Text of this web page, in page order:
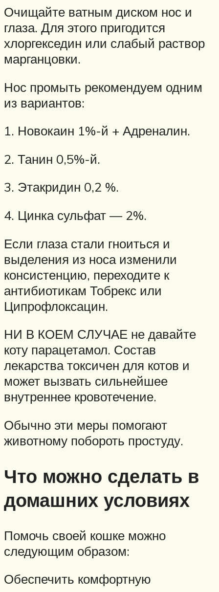
Очищайте ватным диском нос и
глаза. Для этого пригодится
хлоргекседин или слабый раствор
марганцовки.
Нос промыть рекомендуем одним
из вариантов:
1. Новокаин 1%-й + Адреналин.
2. Танин 0,5%-й.
3. Этакридин 0,2 %.
4. Цинка сульфат — 2%.
Если глаза стали гноиться и
выделения из носа изменили
консистенцию, переходите к
антибиотикам Тобрекс или
Ципрофлоксацин.
НИ В КОЕМ СЛУЧАЕ не давайте
коту парацетамол. Состав
лекарства токсичен для котов и
может вызвать сильнейшее
внутреннее кровотечение.
Обычно эти меры помогают
животному побороть простуду.
Что можно сделать в
домашних условиях
Помочь своей кошке можно
следующим образом:
Обеспечить комфортную